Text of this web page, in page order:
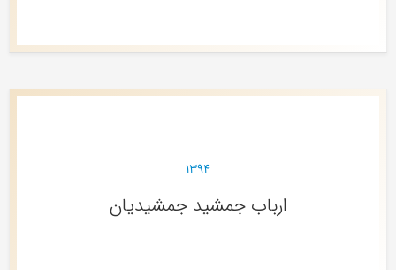
۱۳۹۴
ارباب جمشید جمشیدیان